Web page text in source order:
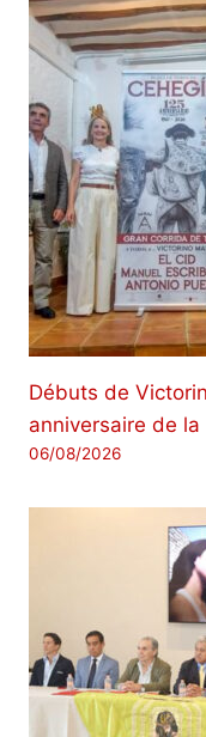
Débuts de
anniversaire de
06/08/2026